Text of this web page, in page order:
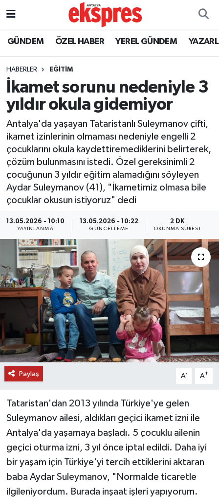
GÜNDEM ÖZEL HABER YEREL GÜNDEM
HABERLER EĞİTİM
İkamet sorunu nedeniyle 3
yıldır okula gidemiyor
Antalya'da yaşayan Tataristanlı Suleymanov çifti,
ikamet izinlerinin olmaması nedeniyle engelli 2
çocuklarını okula kaydettiremediklerini belirterek,
çözüm bulunmasını istedi. Özel gereksinimli 2
çocuğunun 3 yıldır eğitim alamadığını söyleyen
Aydar Suleymanov (41), "İkametimiz olmasa bile
çocuklar okusun istiyoruz" dedi
13.05.2026 - 10:10
YAYINLANMA
13.05.2026 - 10:22
GÜNCELLEME
2 DK
OKUNMA SÜRESI
Paylaş A- A+
Tataristan'dan 2013 yılında Türkiye'ye gelen
Suleymanov ailesi, aldıkları geçici ikamet izni ile
Antalya'da yaşamaya başladı. 5 çocuklu ailenin
geçici oturma izni, 3 yıl önce iptal edildi. Daha iyi
bir yaşam için Türkiye'yi tercih ettiklerini aktaran
baba Aydar Suleymanov, "Normalde ticaretle
ilgileniyordum. Burada inşaat işleri yapıyorum.
ÖZEL HABER
YEREL GÜNDEM
EKONOMİ
KÜLTÜR - SANAT
SPOR
SİYASET
EĞİTİM
TURİZM
RÖPORTAJ
VİDEO HABERLER
YAZARLAR
Nöbetçi Eczaneler
Trafik Durumu
Süper Lig Puan Durumu ve Fikstür
Tüm Manşetler
Son Dakika Haberleri
Haber Arşivi